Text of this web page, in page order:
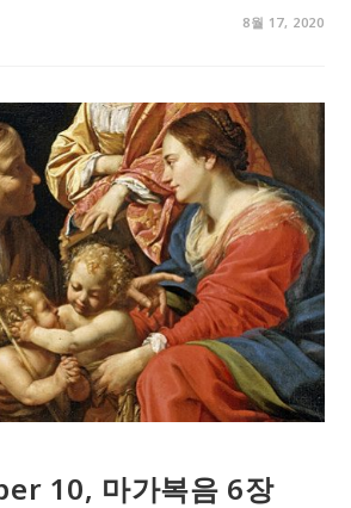
8월 17, 2020
10, 마가복음 6장